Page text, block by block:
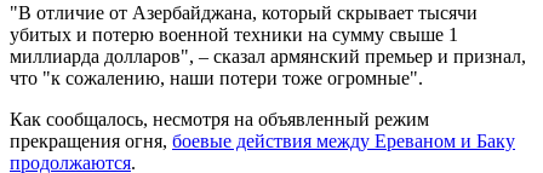
"В отличие от Азербайджана, который скрывает тысячи
убитых и потерю военной техники на сумму свыше 1
миллиарда долларов", – сказал армянский премьер и признал,
что "к сожалению, наши потери тоже огромные".
Как сообщалось, несмотря на объявленный режим
прекращения огня, боевые действия между Ереваном и Баку
продолжаются.